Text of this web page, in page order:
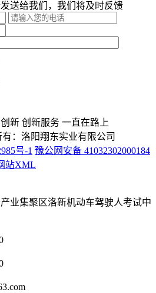
送给我们，我们将及时反馈
新 创新服务 一直在路上
：洛阳翔东实业有限公司
号-1 豫公网安备 41032302000184
站XML
业集聚区洛新机动车驾驶人考试中